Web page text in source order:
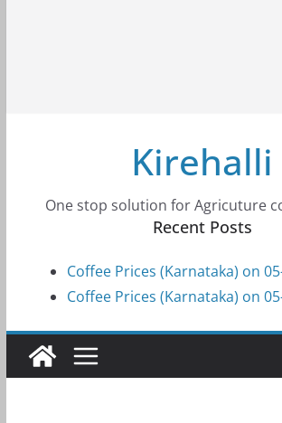
Kirehalli
One stop solution for Agricuture
Recent Posts
Coffee Prices (Karnataka) on
Coffee Prices (Karnataka) on